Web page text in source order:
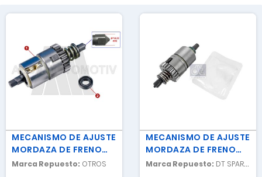
MECANISMO DE AJUSTE
MORDAZA DE FRENO
TRASERA DER
Marca Repuesto: OTROS
MECANISMO DE AJUSTE
MORDAZA DE FRENO
TRASERA DER
Marca Repuesto: DT SPARE